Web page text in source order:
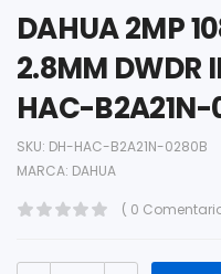
DAHUA 2MP
2.8MM DWDR
HAC-
SKU: DH-HAC-B2A21N-0280B
MARCA: DAHUA
( 0